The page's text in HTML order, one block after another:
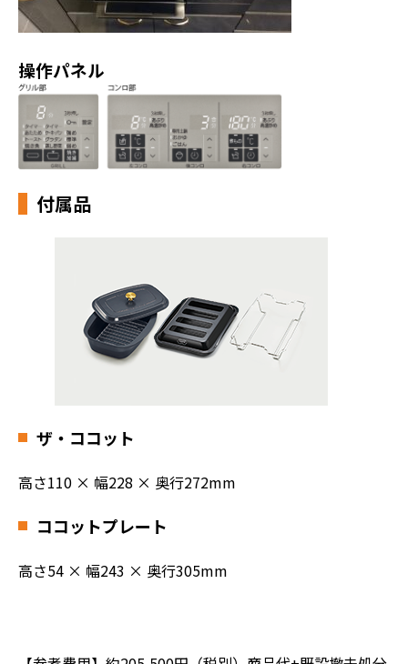
操作パネル
付属品
ザ・ココット
高さ110 × 幅228 × 奥行272mm
ココットプレート
高さ54 × 幅243 × 奥行305mm